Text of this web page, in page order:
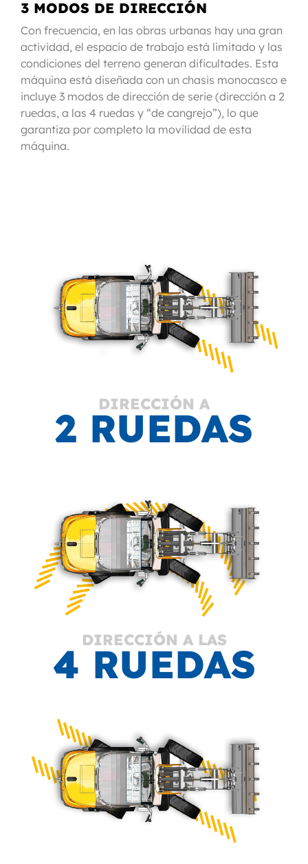
3 MODOS DE DIRECCIÓN
Con frecuencia, en las obras urbanas hay una gran
actividad, el espacio de trabajo está limitado y las
condiciones del terreno generan dificultades. Esta
máquina está diseñada con un chasis monocasco e
incluye 3 modos de dirección de serie (dirección a 2
ruedas, a las 4 ruedas y “de cangrejo”), lo que
garantiza por completo la movilidad de esta
máquina.
DIRECCIÓN A
2 RUEDAS
DIRECCIÓN A LAS
4 RUEDAS